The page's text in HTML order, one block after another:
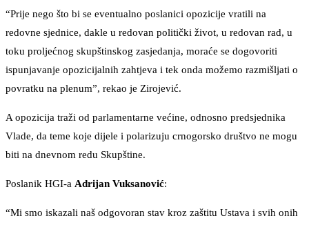
“Prije nego što bi se eventualno poslanici opozicije vratili na
redovne sjednice, dakle u redovan politički život, u redovan rad, u
toku proljećnog skupštinskog zasjedanja, moraće se dogovoriti
ispunjavanje opozicijalnih zahtjeva i tek onda možemo razmišljati o
povratku na plenum”, rekao je Zirojević.
A opozicija traži od parlamentarne većine, odnosno predsjednika
Vlade, da teme koje dijele i polarizuju crnogorsko društvo ne mogu
biti na dnevnom redu Skupštine.
Poslanik HGI-a Adrijan Vuksanović:
“Mi smo iskazali naš odgovoran stav kroz zaštitu Ustava i svih onih